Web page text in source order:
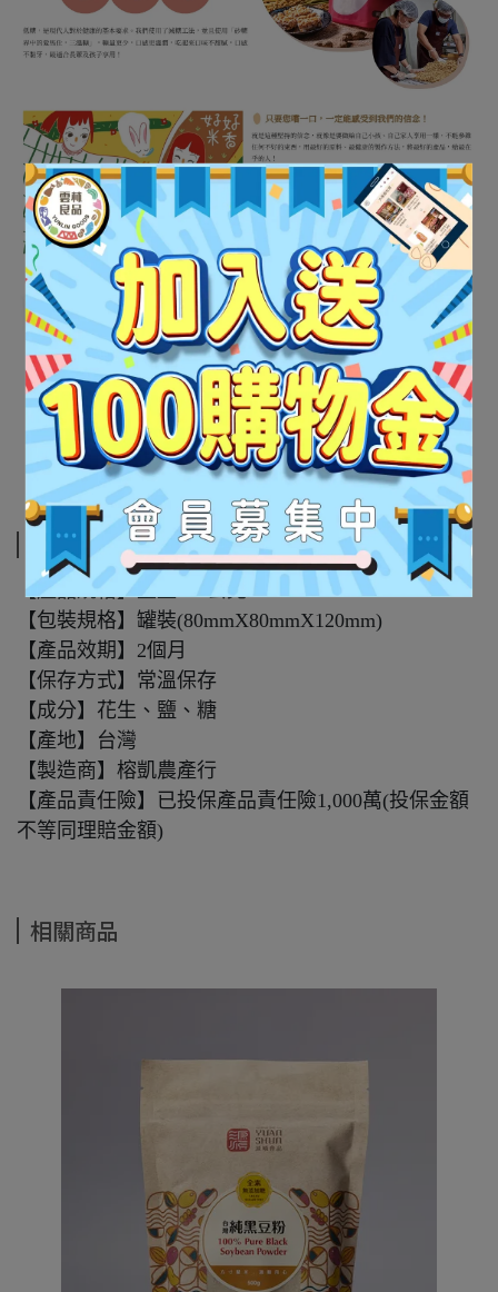
規格說明
【產品規格】重量270公克
【包裝規格】罐裝(80mmX80mmX120mm)
【產品效期】2個月
【保存方式】常溫保存
【成分】花生、鹽、糖
【產地】台灣
【製造商】榕凱農產行
【產品責任險】 已投保產品責任險1,000萬(投保金額
不等同理賠金額)
相關商品